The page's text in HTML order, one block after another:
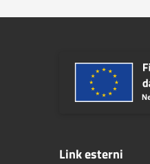
Link esterni